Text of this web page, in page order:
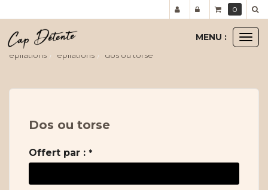
MENU :
epilations epilations dos ou torse
Dos ou torse
Offert par : *
0